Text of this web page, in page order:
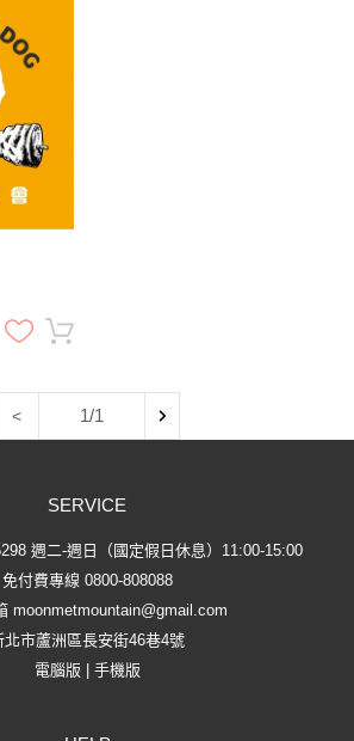
< 1/1
SERVICE
週二-週日（國定假日休息）11:00-15:00
免付費專線 0800-808088
moonmetmountain@gmail.com
北市蘆洲區長安街46巷4號
電腦版
手機版